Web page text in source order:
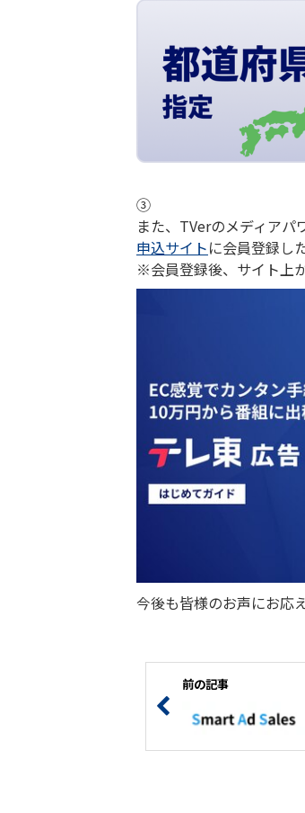
③
また、TVerのメディア
申込サイトに会員登録し
※会員登録後、サイト上
今後も皆様のお声にお応
前の記事